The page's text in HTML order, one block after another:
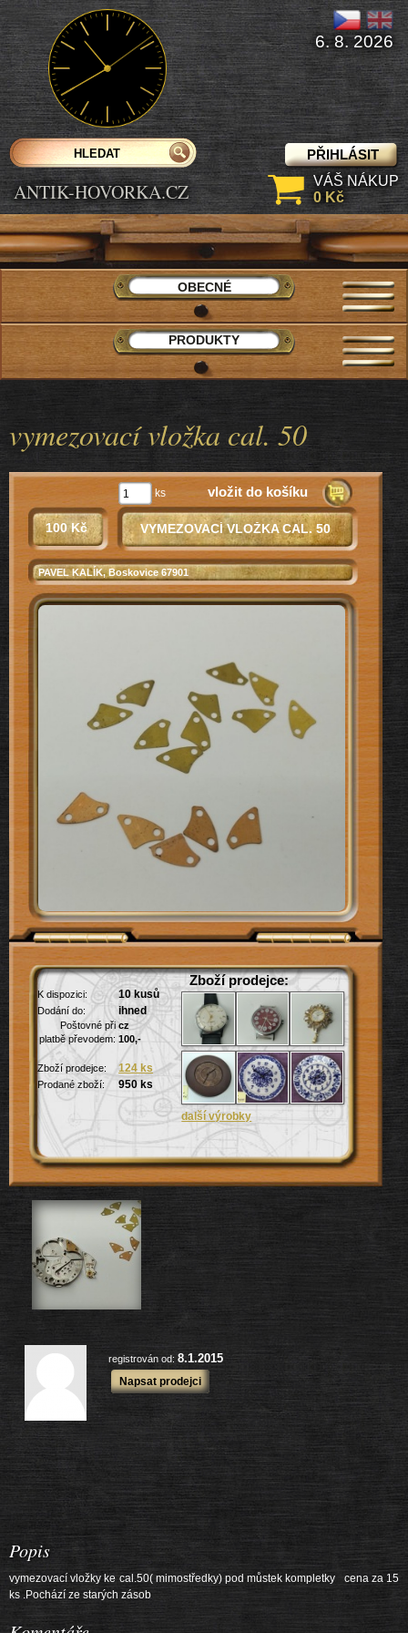
vymezovací vložka cal. 50
100 Kč VYMEZOVACÍ VLOŽKA CAL. 50
ks vložit do košíku
K dispozici: 10 kusů
ihned
Poštovné při cz
platbě převodem:
100,-
Zboží prodejce: 124 ks
Zboží prodejce:
registrován od: 8.1.2015
Napsat prodejci
Popis
vymezovací vložky ke cal.50( mimostředky) pod můstek kompletky cena za 15
ks .Pochází ze starých zásob
ANTIK-HOVORKA.CZ
PŘIHLÁSIT
6. 8. 2026
VÁŠ NÁKUP
0 Kč
OBECNÉ
PRODUKTY